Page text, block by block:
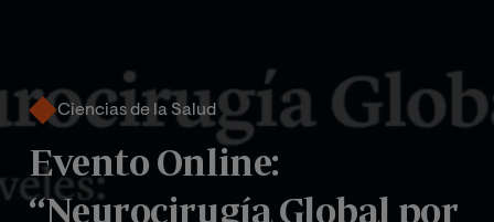
Ciencias de la Salud
Evento Online:
“Neurocirugía Global por